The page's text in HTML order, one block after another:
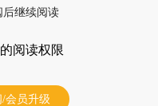
后继续阅读
阅读权限
/会员升级